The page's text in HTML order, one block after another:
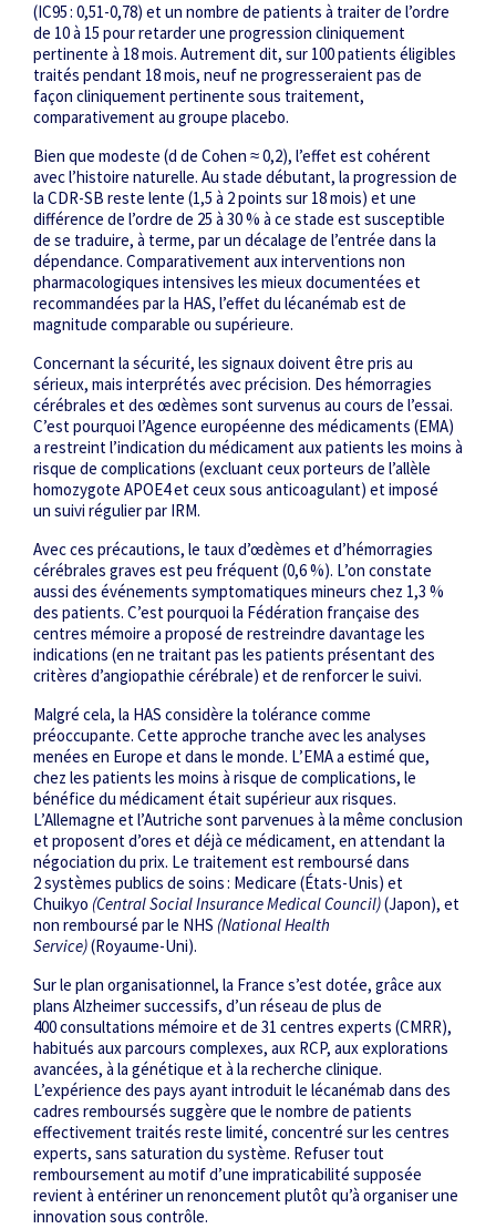
(IC95 : 0,51-0,78) et un nombre de patients à traiter de l’ordre
de 10 à 15 pour retarder une progression cliniquement
pertinente à 18 mois. Autrement dit, sur 100 patients éligibles
traités pendant 18 mois, neuf ne progresseraient pas de
façon cliniquement pertinente sous traitement,
comparativement au groupe placebo.
Bien que modeste (d de Cohen ≈ 0,2), l’effet est cohérent
avec l’histoire naturelle. Au stade débutant, la progression de
la CDR-SB reste lente (1,5 à 2 points sur 18 mois) et une
différence de l’ordre de 25 à 30 % à ce stade est susceptible
de se traduire, à terme, par un décalage de l’entrée dans la
dépendance. Comparativement aux interventions non
pharmacologiques intensives les mieux documentées et
recommandées par la HAS, l’effet du lécanémab est de
magnitude comparable ou supérieure.
Concernant la sécurité, les signaux doivent être pris au
sérieux, mais interprétés avec précision. Des hémorragies
cérébrales et des œdèmes sont survenus au cours de l’essai.
C’est pourquoi l’Agence européenne des médicaments (EMA)
a restreint l’indication du médicament aux patients les moins à
risque de complications (excluant ceux porteurs de l’allèle
homozygote APOE4 et ceux sous anticoagulant) et imposé
un suivi régulier par IRM.
Avec ces précautions, le taux d’œdèmes et d’hémorragies
cérébrales graves est peu fréquent (0,6 %). L’on constate
aussi des événements symptomatiques mineurs chez 1,3 %
des patients. C’est pourquoi la Fédération française des
centres mémoire a proposé de restreindre davantage les
indications (en ne traitant pas les patients présentant des
critères d’angiopathie cérébrale) et de renforcer le suivi.
Malgré cela, la HAS considère la tolérance comme
préoccupante. Cette approche tranche avec les analyses
menées en Europe et dans le monde. L’EMA a estimé que,
chez les patients les moins à risque de complications, le
bénéfice du médicament était supérieur aux risques.
L’Allemagne et l’Autriche sont parvenues à la même conclusion
et proposent d’ores et déjà ce médicament, en attendant la
négociation du prix. Le traitement est remboursé dans
2 systèmes publics de soins : Medicare (États-Unis) et
Chuikyo (Central Social Insurance Medical Council)(Japon), et
non remboursé par le NHS (National Health
Service)(Royaume-Uni).
Sur le plan organisationnel, la France s’est dotée, grâce aux
plans Alzheimer successifs, d’un réseau de plus de
400 consultations mémoire et de 31 centres experts (CMRR),
habitués aux parcours complexes, aux RCP, aux explorations
avancées, à la génétique et à la recherche clinique.
L’expérience des pays ayant introduit le lécanémab dans des
cadres remboursés suggère que le nombre de patients
effectivement traités reste limité, concentré sur les centres
experts, sans saturation du système. Refuser tout
remboursement au motif d’une impraticabilité supposée
revient à entériner un renoncement plutôt qu’à organiser une
innovation sous contrôle.